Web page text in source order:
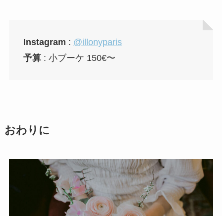
Instagram : @illonyparis
予算: 小ブーケ 150€〜
おわりに